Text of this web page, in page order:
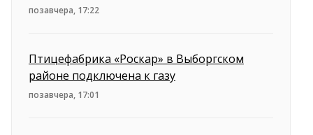
позавчера, 17:22
Птицефабрика «Роскар» в Выборгском
районе подключена к газу
позавчера, 17:01